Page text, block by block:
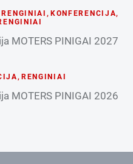
, KONFERENCIJA,
MOTERS PINIGAI 2027
, RENGINIAI
MOTERS PINIGAI 2026